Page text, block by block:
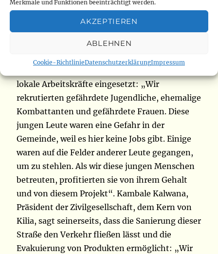
Merkmale und Funktionen beeinträchtigt werden.
AKZEPTIEREN
ABLEHNEN
Cookie-RichtlinieDatenschutzerklärungImpressum
überwuchert war.
Laut Bernard Bayombe, Supervisor der NGO
lokale Arbeitskräfte eingesetzt: „Wir
rekrutierten gefährdete Jugendliche, ehemalige
Kombattanten und gefährdete Frauen. Diese
jungen Leute waren eine Gefahr in der
Gemeinde, weil es hier keine Jobs gibt. Einige
waren auf die Felder anderer Leute gegangen,
um zu stehlen. Als wir diese jungen Menschen
betreuten, profitierten sie von ihrem Gehalt
und von diesem Projekt“. Kambale Kalwana,
Präsident der Zivilgesellschaft, dem Kern von
Kilia, sagt seinerseits, dass die Sanierung dieser
Straße den Verkehr fließen lässt und die
Evakuierung von Produkten ermöglicht: „Wir